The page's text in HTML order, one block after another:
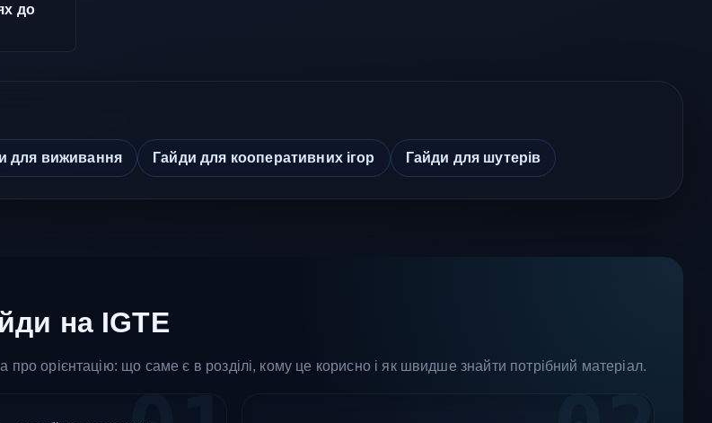
до
для виживання Гайди для кооперативних ігор Гайди для шутерів
на IGTE
орієнтацію: що саме є в розділі, кому це корисно і як швидше знайти потрібний матеріал.